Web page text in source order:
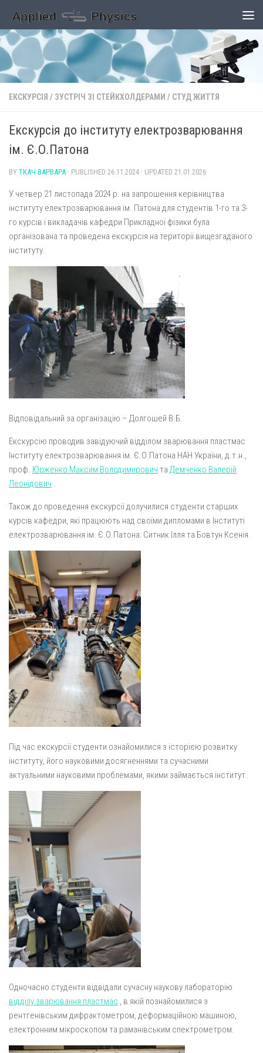
Skip to content
ЕКСКУРСІЯ / ЗУСТРІЧ ЗІ СТЕЙКХОЛДЕРАМИ / СТУД ЖИТТЯ
Екскурсія до інституту електрозварювання
ім. Є.О.Патона
BY ТКАЧ ВАРВАРА · PUBLISHED 26.11.2024 · UPDATED 21.01.2026
У четвер 21 листопада 2024 р. на запрошення керівництва
інституту електрозварювання ім. Патона для студентів 1-го та 3-
го курсів і викладачів кафедри Прикладної фізики була
організована та проведена екскурсія на території вищезгаданого
інституту.
Відповідальний за організацію – Долгошей В.Б.
Екскурсію проводив завідуючий відділом зварювання пластмас
Інституту електрозварювання ім. Є.О.Патона НАН України, д.т.н.,
проф. Юрженко Максим Володимирович та Демченко Валерій
Леонідович .
Також до проведення екскурсії долучилися студенти старших
курсів кафедри, які працюють над своїми дипломами в Інституті
електрозварювання ім. Є.О.Патона: Ситник Ілля та Бовтун Ксенія.
Під час екскурсії студенти ознайомилися з історією розвитку
інституту, його науковими досягненнями та сучасними
актуальними науковими проблемами, якими займається інститут.
Одночасно студенти відвідали сучасну наукову лабораторію
відділу зварювання пластмас , в якій познайомилися з
рентгенівським дифрактометром, деформаційною машиною,
електронним мікроскопом та раманівським спектрометром.